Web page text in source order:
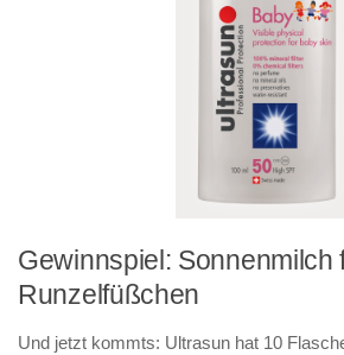
Gewinnspiel: Sonnenmilch
Runzelfüßchen
Und jetzt kommts: Ultrasun hat 10